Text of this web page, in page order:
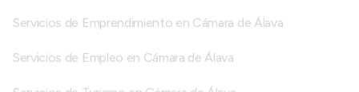
Servicios de Emprendimiento en Cámara de Álava
Servicios de Empleo en Cámara de Álava